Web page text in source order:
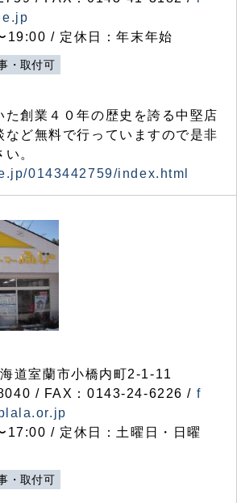
19:00 / 定休日：年末年始
・取付可
た創業４０年の歴史を誇る中堅店
など無料で行っていますので是非
。
0143442759/index.html
道室蘭市小橋内町2-1-11
/ FAX：0143-24-6226 / f
17:00 / 定休日：土曜日・日曜
・取付可